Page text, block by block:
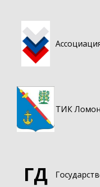
ТИК
ГД